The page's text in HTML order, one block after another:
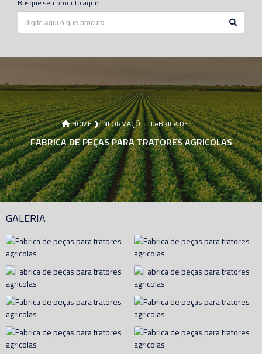
Busque seu produto aqui:
HOME ❱ INFORMAÇÕES ❱ FABRICA DE PEÇAS PARA TRATORES AGRICOLAS
FABRICA DE PEÇAS PARA TRATORES AGRICOLAS
GALERIA